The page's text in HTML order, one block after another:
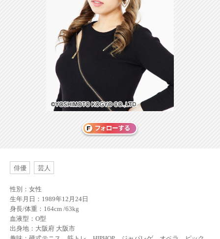
俳優 芸人
性別：女性
生年月日：1989年12月24日
身長/体重：164cm /63kg
血液型：O型
出身地：大阪府 大阪市